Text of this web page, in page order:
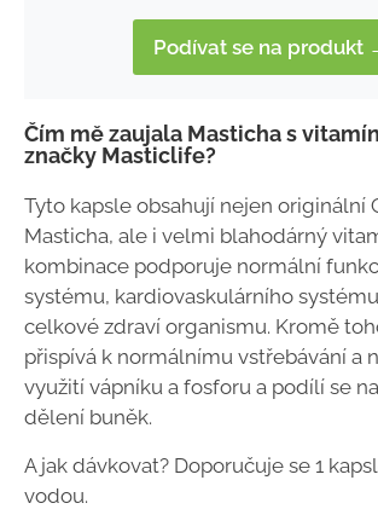
Podívat se na produkt
Čím mě zaujala Masticha s
značky Masticlife?
Tyto kapsle obsahují nejen originální
Masticha, ale i velmi blahodárný
kombinace podporuje normální
systému, kardiovaskulárního
celkové zdraví organismu. Kromě
přispívá k normálnímu vstřebávání a
využití vápníku a fosforu a podílí se
dělení buněk.
A jak dávkovat? Doporučuje se 1
vodou.